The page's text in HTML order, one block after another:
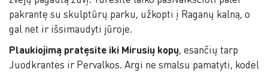
pakrantę su skulptūrų parku, užkopti į Raganų kalną, o
gal net ir išsimaudyti jūroje.
Plaukiojimą pratęsite iki Mirusių kopų, esančių tarp
Juodkrantės ir Pervalkos. Argi ne smalsu pamatyti, kodėl